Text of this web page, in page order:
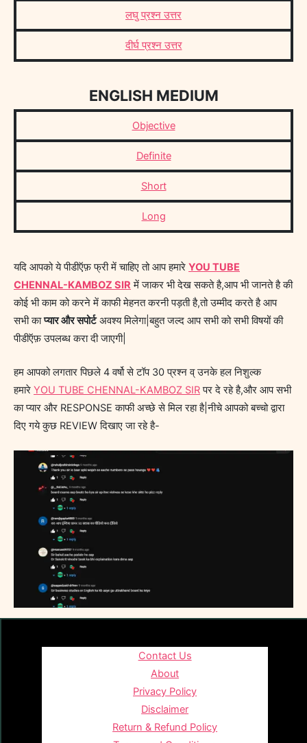
लघु प्रश्न उत्तर
दीर्घ प्रश्न उत्तर
ENGLISH MEDIUM
Objective
Definite
Short
Long
यदि आपको ये पीडीऍफ़ फ्री में चाहिए तो आप हमारे YOU TUBE
CHENNAL-KAMBOZ SIR में जाकर भी देख सकते है,आप भी जानते है की
कोई भी काम को करने में काफी मेहनत करनी पड़ती है,तो उम्मीद करते है आप
सभी काप्यार और सपोर्टअवश्य मिलेगा|बहुत जल्द आप सभी को सभी विषयों की
पीडीऍफ़ उपलब्ध करा दी जाएगी|
हम आपको लगतार पिछले 4 वर्षो से टॉप 30 प्रश्न व् उनके हल निशुल्क
हमारे YOU TUBE CHENNAL-KAMBOZ SIRपर दे रहे है,और आप सभी
का प्यार और RESPONSE काफी अच्छे से मिल रहा है|नीचे आपको बच्चो द्वारा
दिए गये कुछ REVIEW दिखाए जा रहे है-
Contact Us
About
Privacy Policy
Disclaimer
Return & Refund Policy